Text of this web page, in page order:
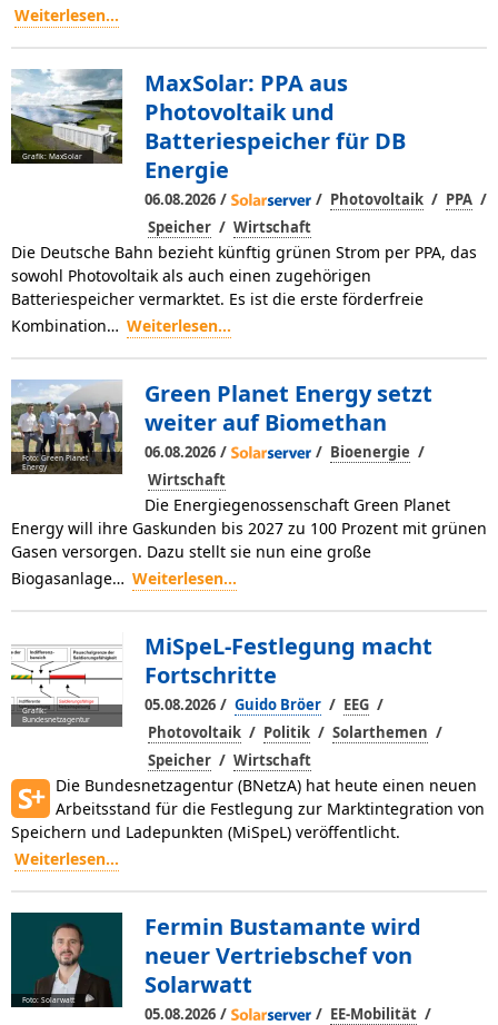
Weiterlesen...
Grafik: MaxSolar
MaxSolar: PPA aus
Photovoltaik und
Batteriespeicher für DB
Energie
06.08.2026 / / Photovoltaik / PPA /
Speicher / Wirtschaft
Die Deutsche Bahn bezieht künftig grünen Strom per PPA, das
sowohl Photovoltaik als auch einen zugehörigen
Batteriespeicher vermarktet. Es ist die erste förderfreie
Kombination… Weiterlesen...
Foto: Green Planet
Energy
Green Planet Energy setzt
weiter auf Biomethan
06.08.2026 / / Bioenergie /
Wirtschaft
Die Energiegenossenschaft Green Planet
Energy will ihre Gaskunden bis 2027 zu 100 Prozent mit grünen
Gasen versorgen. Dazu stellt sie nun eine große
Biogasanlage… Weiterlesen...
Grafik:
Bundesnetzagentur
MiSpeL-Festlegung macht
Fortschritte
05.08.2026 / Guido Bröer / EEG /
Photovoltaik / Politik / Solarthemen /
Speicher / Wirtschaft
Die Bundesnetzagentur (BNetzA) hat heute einen neuen
Arbeitsstand für die Festlegung zur Marktintegration von
Speichern und Ladepunkten (MiSpeL) veröffentlicht.
Weiterlesen...
Foto: Solarwatt
Fermin Bustamante wird
neuer Vertriebschef von
Solarwatt
05.08.2026 / / EE-Mobilität /